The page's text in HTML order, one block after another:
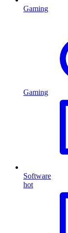
Gaming
Gaming
Software
hot